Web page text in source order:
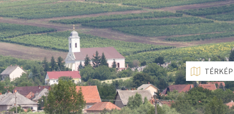
content/themes/townpress/functions.phpon line237
content/themes/townpress/functions.phpon line282
content/themes/townpress/functions.phpon line284
TÉRKÉP